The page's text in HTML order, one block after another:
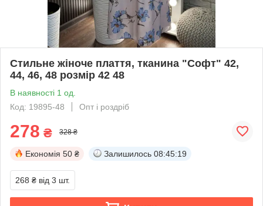
Стильне жіноче плаття, тканина "Софт" 42,
44, 46, 48 розмір 42 48
В наявності 1 од.
Код: 19895-48
Опт і роздріб
278 ₴ 328 ₴
Економія 50 ₴ Залишилось 08:45:19
268 ₴ від 3 шт.